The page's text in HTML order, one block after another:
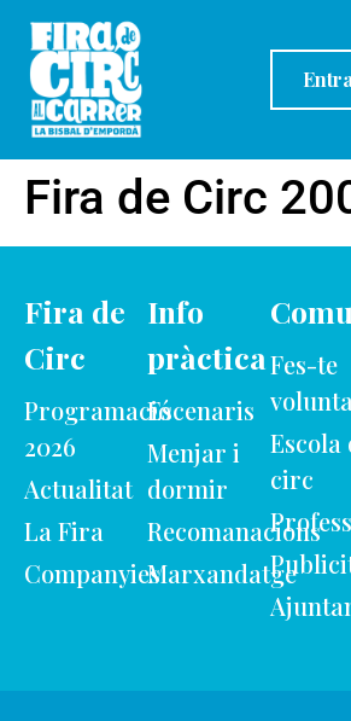
Fira de Circ
Fira de
Circ
Programació
2026
Actualitat
La Fira
Companyies
Info
pràctica
Escenaris
Menjar i
dormir
Recomanacions
Marxandatge
Fes-te
Escola
circ